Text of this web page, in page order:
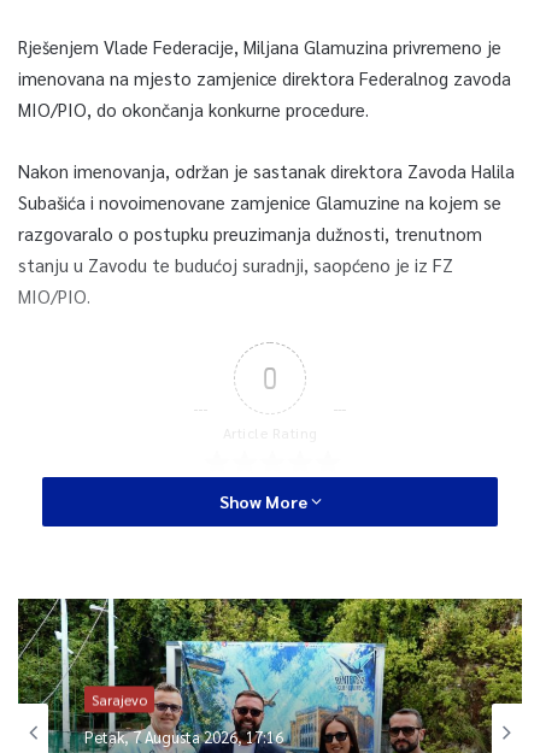
Rješenjem Vlade Federacije, Miljana Glamuzina privremeno je
imenovana na mjesto zamjenice direktora Federalnog zavoda
MIO/PIO, do okončanja konkurne procedure.
Nakon imenovanja, održan je sastanak direktora Zavoda Halila
Subašića i novoimenovane zamjenice Glamuzine na kojem se
razgovaralo o postupku preuzimanja dužnosti, trenutnom
stanju u Zavodu te budućoj suradnji, saopćeno je iz FZ
MIO/PIO.
0
Article Rating
Show More
Sarajevo
Petak, 7 Augusta 2026, 17:16